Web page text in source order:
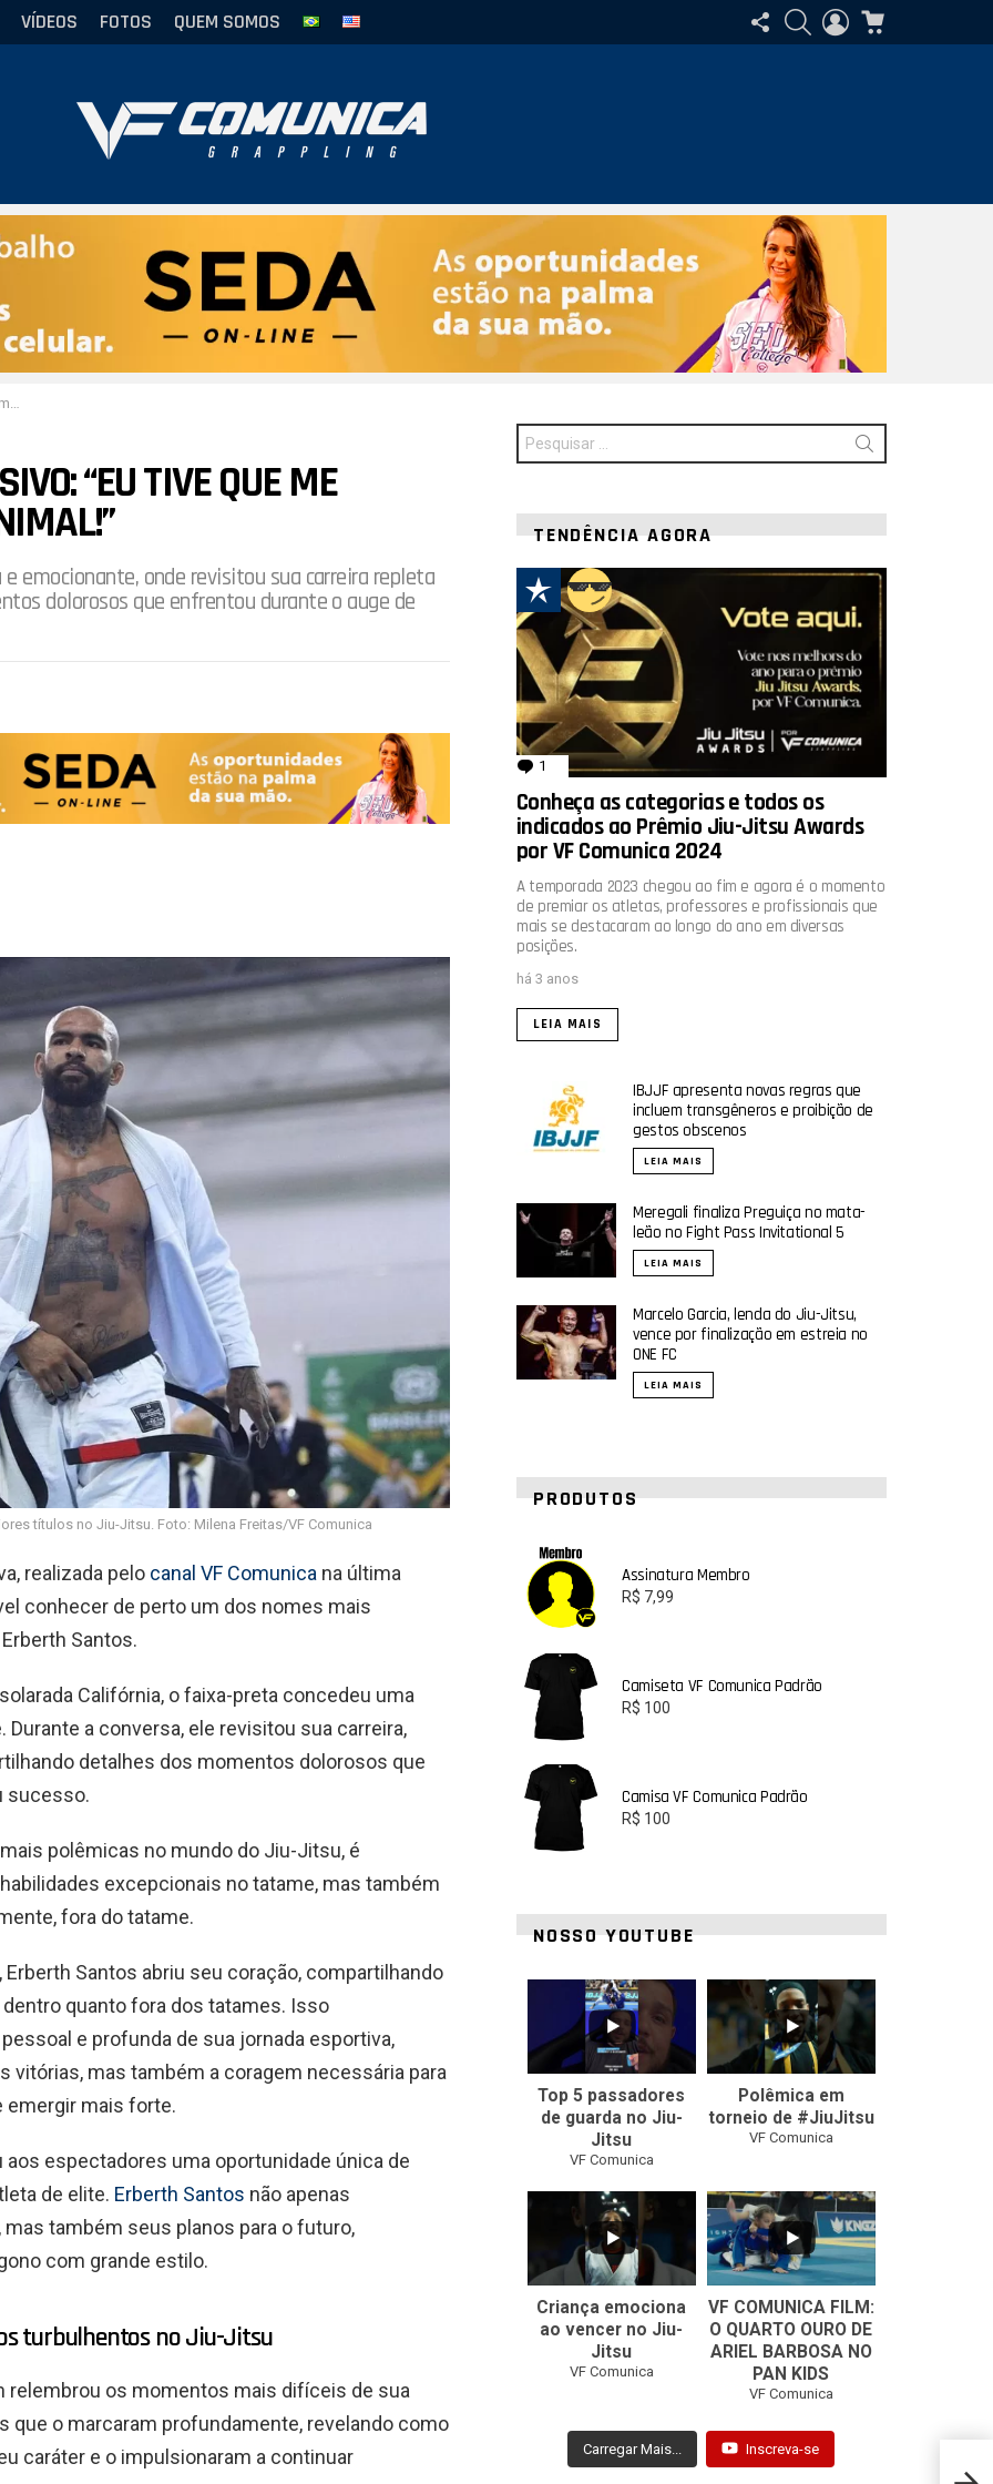
VÍDEOS FOTOS QUEM SOMOS
SIGA-
NOS
PESQUISAR
ENTRAR
“EU TIVE QUE ME
emocionante, onde revisitou sua carreira repleta
dolorosos que enfrentou durante o auge de
títulos no Jiu-Jitsu. Foto: Milena Freitas/VF Comunica
realizada pelo canal VF Comunica na última
conhecer de perto um dos nomes mais
Santos.
Califórnia, o faixa-preta concedeu uma
a conversa, ele revisitou sua carreira,
detalhes dos momentos dolorosos que
sucesso.
polêmicas no mundo do Jiu-Jitsu, é
excepcionais no tatame, mas também
fora do tatame.
Santos abriu seu coração, compartilhando
quanto fora dos tatames. Isso
e profunda de sua jornada esportiva,
vitórias, mas também a coragem necessária para
emergir mais forte.
espectadores uma oportunidade única de
de elite. Erberth Santos não apenas
também seus planos para o futuro,
com grande estilo.
turbulhentos no Jiu-Jitsu
relembrou os momentos mais difíceis de sua
que o marcaram profundamente, revelando como
caráter e o impulsionaram a continuar
Procurar
por:
TENDÊNCIA AGORA
1 comentário
Conheça as categorias e todos os
indicados ao Prêmio Jiu-Jitsu Awards
por VF Comunica 2024
A temporada 2023 chegou ao fim e agora é o momento
de premiar os atletas, professores e profissionais que
mais se destacaram ao longo do ano em diversas
posições.
há 3 anos
LEIA MAIS
IBJJF apresenta novas regras que
incluem transgêneros e proibição de
gestos obscenos
LEIA MAIS
Meregali finaliza Preguiça no mata-
leão no Fight Pass Invitational 5
LEIA MAIS
Marcelo Garcia, lenda do Jiu-Jitsu,
vence por finalização em estreia no
ONE FC
LEIA MAIS
PRODUTOS
Assinatura Membro
R$ 7,99
Camiseta VF Comunica Padrão
R$ 100
Camisa VF Comunica Padrão
R$ 100
NOSSO YOUTUBE
2
Top 5 passadores
de guarda no Jiu-
Jitsu
VF Comunica
47 1
Polêmica em
torneio de #JiuJitsu
VF Comunica
0
Criança emociona
ao vencer no Jiu-
Jitsu
VF Comunica
...
0
VF COMUNICA FILM:
O QUARTO OURO DE
ARIEL BARBOSA NO
PAN KIDS
VF Comunica
Carregar Mais... Inscreva-se